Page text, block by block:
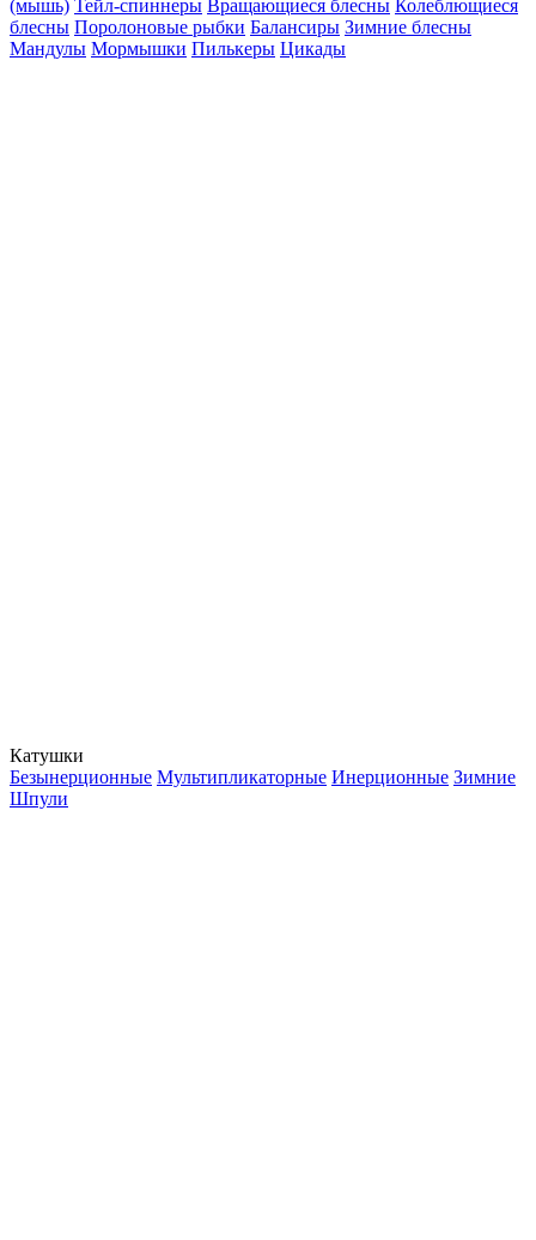
(мышь) Тейл-спиннеры Вращающиеся блесны Колеблющиеся
блесны Поролоновые рыбки Балансиры Зимние блесны
Мандулы Мормышки Пилькеры Цикады
Катушки
Безынерционные Мультипликаторные Инерционные Зимние
Шпули